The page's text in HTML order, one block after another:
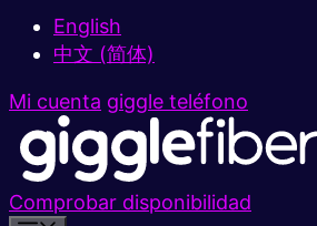
English
中文 (简体)
Mi cuenta giggle teléfono
Comprobar disponibilidad